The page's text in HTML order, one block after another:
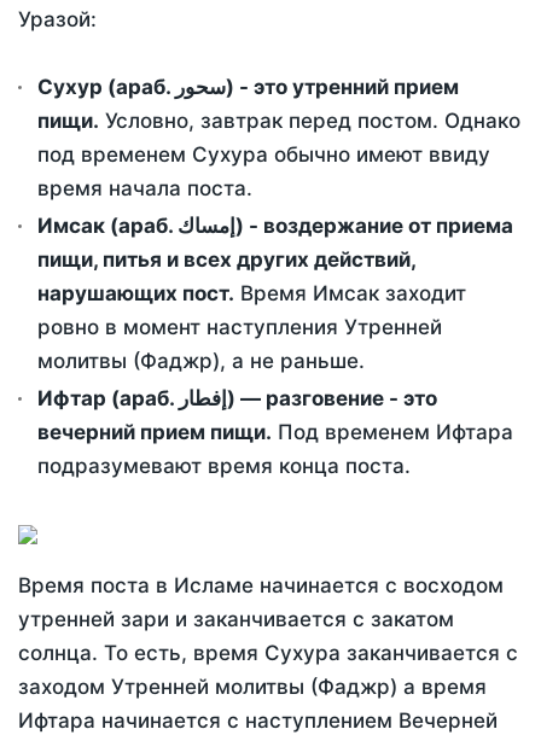
Уразой:
Сухур (араб. سحور) - это утренний прием
пищи. Условно, завтрак перед постом. Однако
под временем Сухура обычно имеют ввиду
время начала поста.
Имсак (араб. إمساك) - воздержание от приема
пищи, питья и всех других действий,
нарушающих пост. Время Имсак заходит
ровно в момент наступления Утренней
молитвы (Фаджр), а не раньше.
Ифтар (араб. إفطار) — разговение - это
вечерний прием пищи. Под временем Ифтара
подразумевают время конца поста.
Время поста в Исламе начинается с восходом
утренней зари и заканчивается с закатом
солнца. То есть, время Сухура заканчивается с
заходом Утренней молитвы (Фаджр) а время
Ифтара начинается с наступлением Вечерней